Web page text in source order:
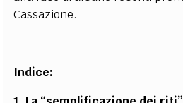
Cassazione.
Indice: